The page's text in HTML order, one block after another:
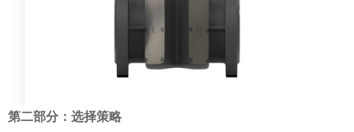
第二部分：选择策略